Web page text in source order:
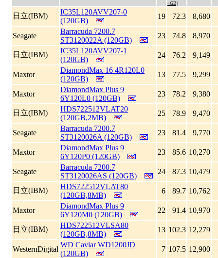
÷GB)
日立(IBM)
IC35L120AVV207-0
(120GB)
19 72.3 8,680
Seagate
Barracuda 7200.7
ST3120022A (120GB)
23 74.8 8,970
日立(IBM)
IC35L120AVV207-1
(120GB)
24 76.2 9,149
Maxtor
DiamondMax 16 4R120L0
(120GB)
13 77.5 9,299
Maxtor
DiamondMax Plus 9
6Y120L0 (120GB)
23 78.2 9,380
日立(IBM)
HDS722512VLAT20
(120GB,2MB)
25 78.9 9,470
Seagate
Barracuda 7200.7
ST3120026A (120GB)
23 81.4 9,770
Maxtor
DiamondMax Plus 9
6Y120P0 (120GB)
23 85.6 10,270
Seagate
Barracuda 7200.7
ST3120026AS (120GB)
24 87.3 10,479
日立(IBM)
HDS722512VLAT80
(120GB,8MB)
6 89.7 10,762
Maxtor
DiamondMax Plus 9
6Y120M0 (120GB)
22 91.4 10,970
日立(IBM)
HDS722512VLSA80
(120GB,8MB)
13 102.3 12,279
WesternDigital
WD Caviar WD1200JD
(120GB)
7 107.5 12,900